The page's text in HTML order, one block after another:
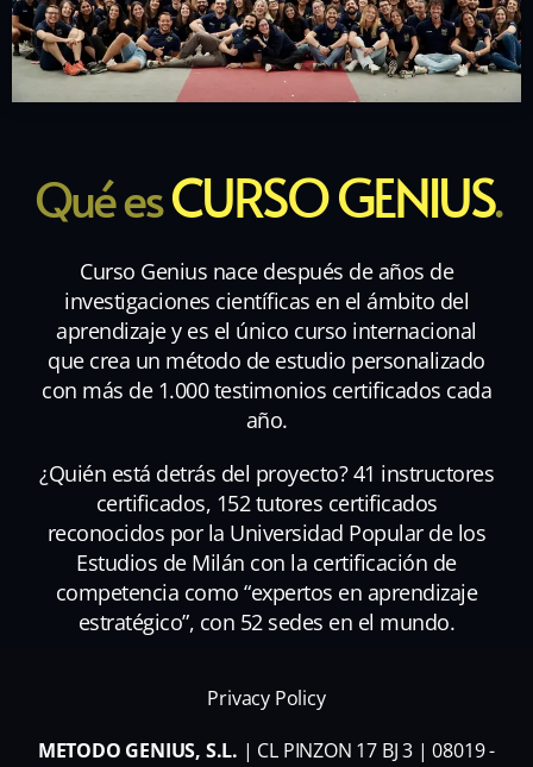
Qué esCURSO GENIUS.
Curso Genius nace después de años de
investigaciones científicas en el ámbito del
aprendizaje y es el único curso internacional
que crea un método de estudio personalizado
con más de 1.000 testimonios certificados cada
año.
¿Quién está detrás del proyecto? 41 instructores
certificados, 152 tutores certificados
reconocidos por la Universidad Popular de los
Estudios de Milán con la certificación de
competencia como “expertos en aprendizaje
estratégico”, con 52 sedes en el mundo.
Privacy Policy
METODO GENIUS, S.L. | CL PINZON 17 BJ 3 | 08019 -